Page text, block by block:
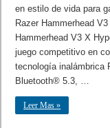
en estilo de vida para
Razer Hammerhead
Hammerhead V3 X
juego competitivo en
tecnología inalámbrica
Bluetooth® 5.3, …
Leer Mas »